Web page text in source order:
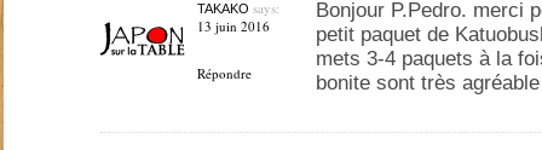
TAKAKO says:
13 juin 2016
Répondre
Bonjour P.Pedro. merci
petit paquet de
mets 3-4 paquets à la
bonite sont très